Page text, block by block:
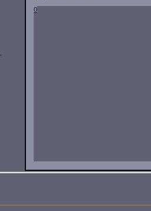
0